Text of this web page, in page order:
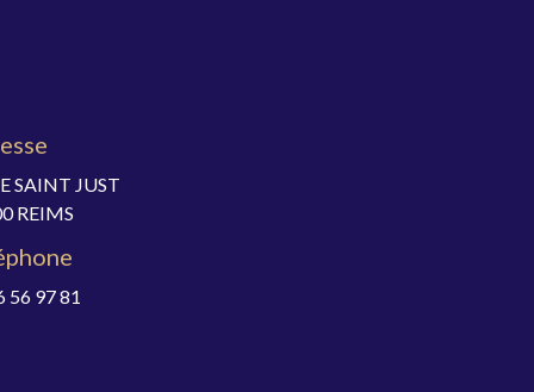
SAINT JUST
REIMS
56 97 81